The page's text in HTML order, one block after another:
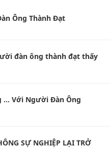
Ông Thành Đạt
đàn ông thành đạt thấy
... Với Người Đàn Ông
SỰ NGHIỆP LẠI TRỞ